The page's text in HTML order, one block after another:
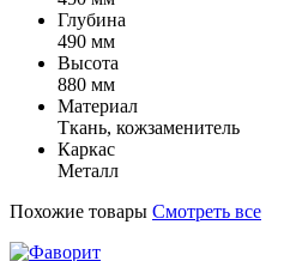
Глубина
490 мм
Высота
880 мм
Материал
Ткань, кожзаменитель
Каркас
Металл
Похожие товары Смотреть все